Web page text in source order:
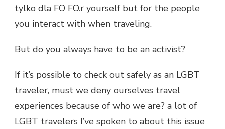
tylko dla FO FO.r yourself but for the people
you interact with when traveling.
But do you always have to be an activist?
If it’s possible to check out safely as an LGBT
traveler, must we deny ourselves travel
experiences because of who we are? a lot of
LGBT travelers I’ve spoken to about this issue